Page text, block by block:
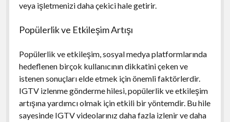
veya işletmenizi daha çekici hale getirir.
Popülerlik ve Etkileşim Artışı
Popülerlik ve etkileşim, sosyal medya platformlarında
hedeflenen birçok kullanıcının dikkatini çeken ve
istenen sonuçları elde etmek için önemli faktörlerdir.
IGTV izlenme gönderme hilesi, popülerlik ve etkileşim
artışına yardımcı olmak için etkili bir yöntemdir. Bu hile
sayesinde IGTV videolarınız daha fazla izlenir ve daha